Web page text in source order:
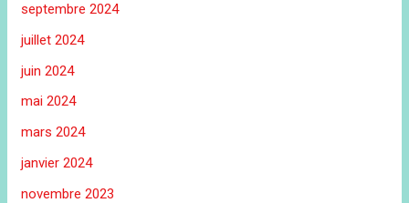
septembre 2024
juillet 2024
juin 2024
mai 2024
mars 2024
janvier 2024
novembre 2023